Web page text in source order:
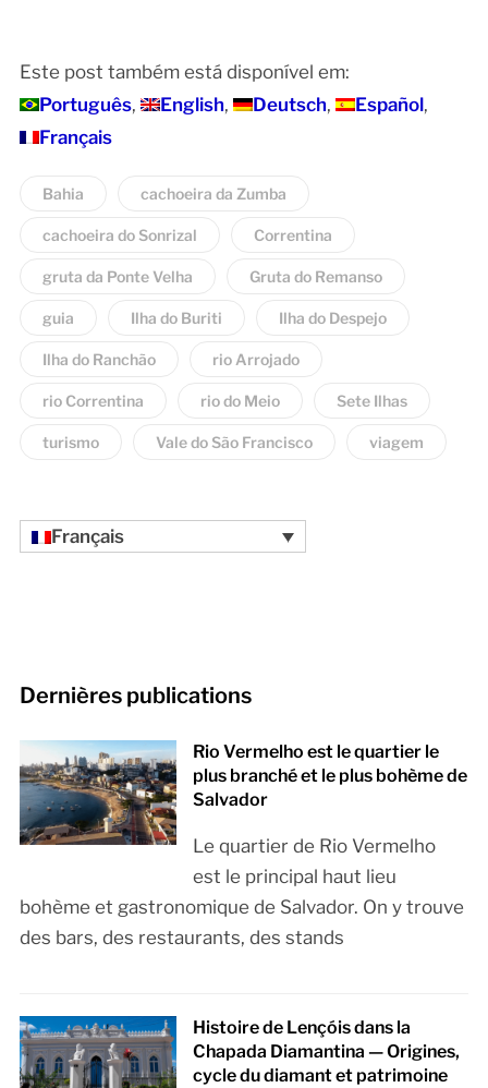
Este post também está disponível em:
Português
English Deutsch
Español
Français
Bahia cachoeira da Zumba
cachoeira do Sonrizal Correntina
gruta da Ponte Velha Gruta do Remanso
guia Ilha do Buriti Ilha do Despejo
Ilha do Ranchão rio Arrojado
rio Correntina rio do Meio Sete Ilhas
turismo Vale do São Francisco viagem
Français
Dernières publications
Rio Vermelho est le quartier le
plus branché et le plus bohème de
Salvador
Le quartier de Rio Vermelho
est le principal haut lieu
bohème et gastronomique de Salvador. On y trouve
des bars, des restaurants, des stands
Histoire de Lençóis dans la
Chapada Diamantina — Origines,
cycle du diamant et patrimoine